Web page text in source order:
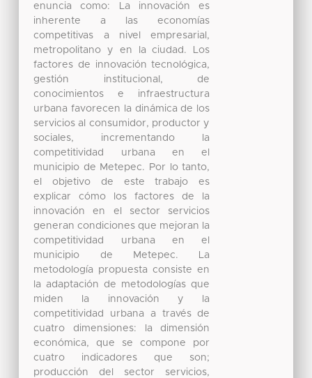
enuncia como: La innovación es
inherente a las economías
competitivas a nivel empresarial,
metropolitano y en la ciudad. Los
factores de innovación tecnológica,
gestión institucional, de
conocimientos e infraestructura
urbana favorecen la dinámica de los
servicios al consumidor, productor y
sociales, incrementando la
competitividad urbana en el
municipio de Metepec. Por lo tanto,
el objetivo de este trabajo es
explicar cómo los factores de la
innovación en el sector servicios
generan condiciones que mejoran la
competitividad urbana en el
municipio de Metepec. La
metodología propuesta consiste en
la adaptación de metodologías que
miden la innovación y la
competitividad urbana a través de
cuatro dimensiones: la dimensión
económica, que se compone por
cuatro indicadores que son;
producción del sector servicios,